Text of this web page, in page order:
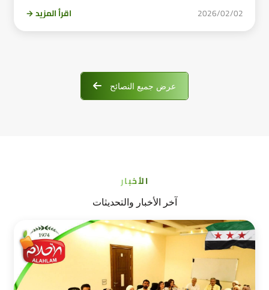
2026/02/02 اقرأ المزيد →
عرض جميع النصائح
الأخبار
آخر الأخبار والتحديثات